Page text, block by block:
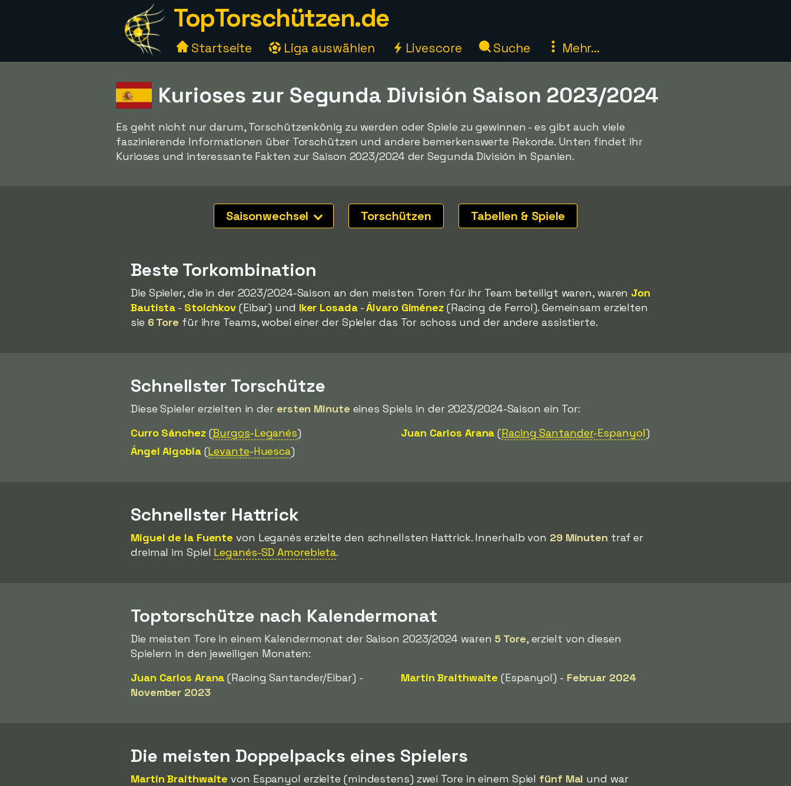
TopTorschützen.de
Startseite Liga auswählen Livescore Suche Mehr...
Kurioses zur Segunda División Saison 2023/2024
Es geht nicht nur darum, Torschützenkönig zu werden oder Spiele zu gewinnen - es gibt auch viele
faszinierende Informationen über Torschützen und andere bemerkenswerte Rekorde. Unten findet ihr
Kurioses und interessante Fakten zur Saison 2023/2024 der Segunda División in Spanien.
Saisonwechsel Torschützen Tabellen & Spiele
Beste Torkombination
Die Spieler, die in der 2023/2024-Saison an den meisten Toren für ihr Team beteiligt waren, waren Jon
Bautista - Stoichkov (Eibar) und Iker Losada-Álvaro Giménez(Racing de Ferrol). Gemeinsam erzielten
sie 6 Tore für ihre Teams, wobei einer der Spieler das Tor schoss und der andere assistierte.
Schnellster Torschütze
Diese Spieler erzielten in der ersten Minute eines Spiels in der 2023/2024-Saison ein Tor:
Curro Sánchez(Burgos-Leganés)
Ángel Algobia(Levante-Huesca)
Juan Carlos Arana (Racing Santander-Espanyol)
Schnellster Hattrick
Miguel de la Fuente von Leganés erzielte den schnellsten Hattrick. Innerhalb von 29 Minuten traf er
dreimal im Spiel Leganés-SD Amorebieta.
Toptorschütze nach Kalendermonat
Die meisten Tore in einem Kalendermonat der Saison 2023/2024 waren 5 Tore, erzielt von diesen
Spielern in den jeweiligen Monaten:
Juan Carlos Arana (Racing Santander/Eibar) -
November 2023
Martin Braithwaite (Espanyol) - Februar 2024
Die meisten Doppelpacks eines Spielers
Martin Braithwaite von Espanyol erzielte (mindestens) zwei Tore in einem Spiel fünf Mal und war